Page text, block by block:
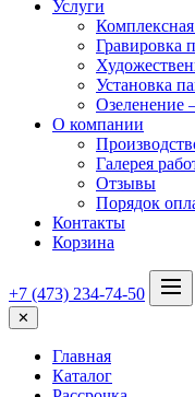
Услуги
Гравировка
Установка
Озеленение
О компании
Галерея
Отзывы
Порядок
Контакты
Корзина
+7 (473) 234-74-50
✕
Главная
Каталог